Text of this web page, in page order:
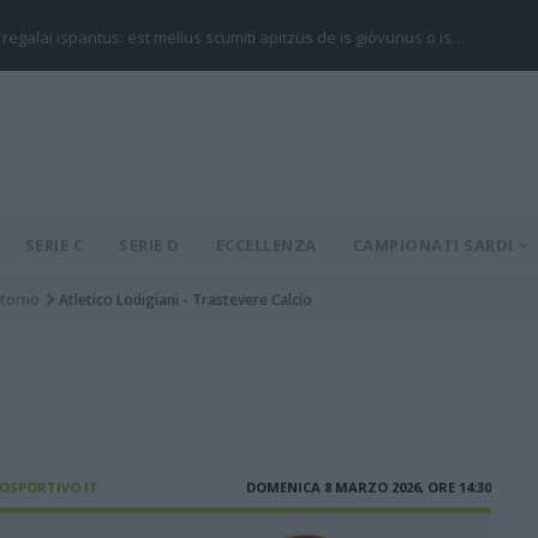
regalai ispantus: est mellus scumiti apitzus de is giòvunus o is…
SERIE C SERIE D ECCELLENZA CAMPIONATI SARDI
Atletico Lodigiani - Trastevere Calcio
DOMENICA 8 MARZO 2026, ORE 14:30